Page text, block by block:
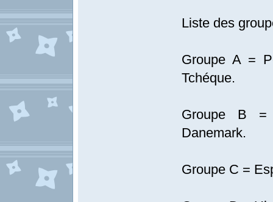
Liste des
Groupe A =
Tchéque.
Groupe B =
Danemark.
Groupe C =